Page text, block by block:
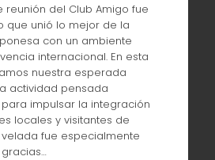
reunión del Club Amigo fue
que unió lo mejor de la
con un ambiente
internacional. En esta
nuestra esperada
actividad pensada
impulsar la integración
locales y visitantes de
velada fue especialmente